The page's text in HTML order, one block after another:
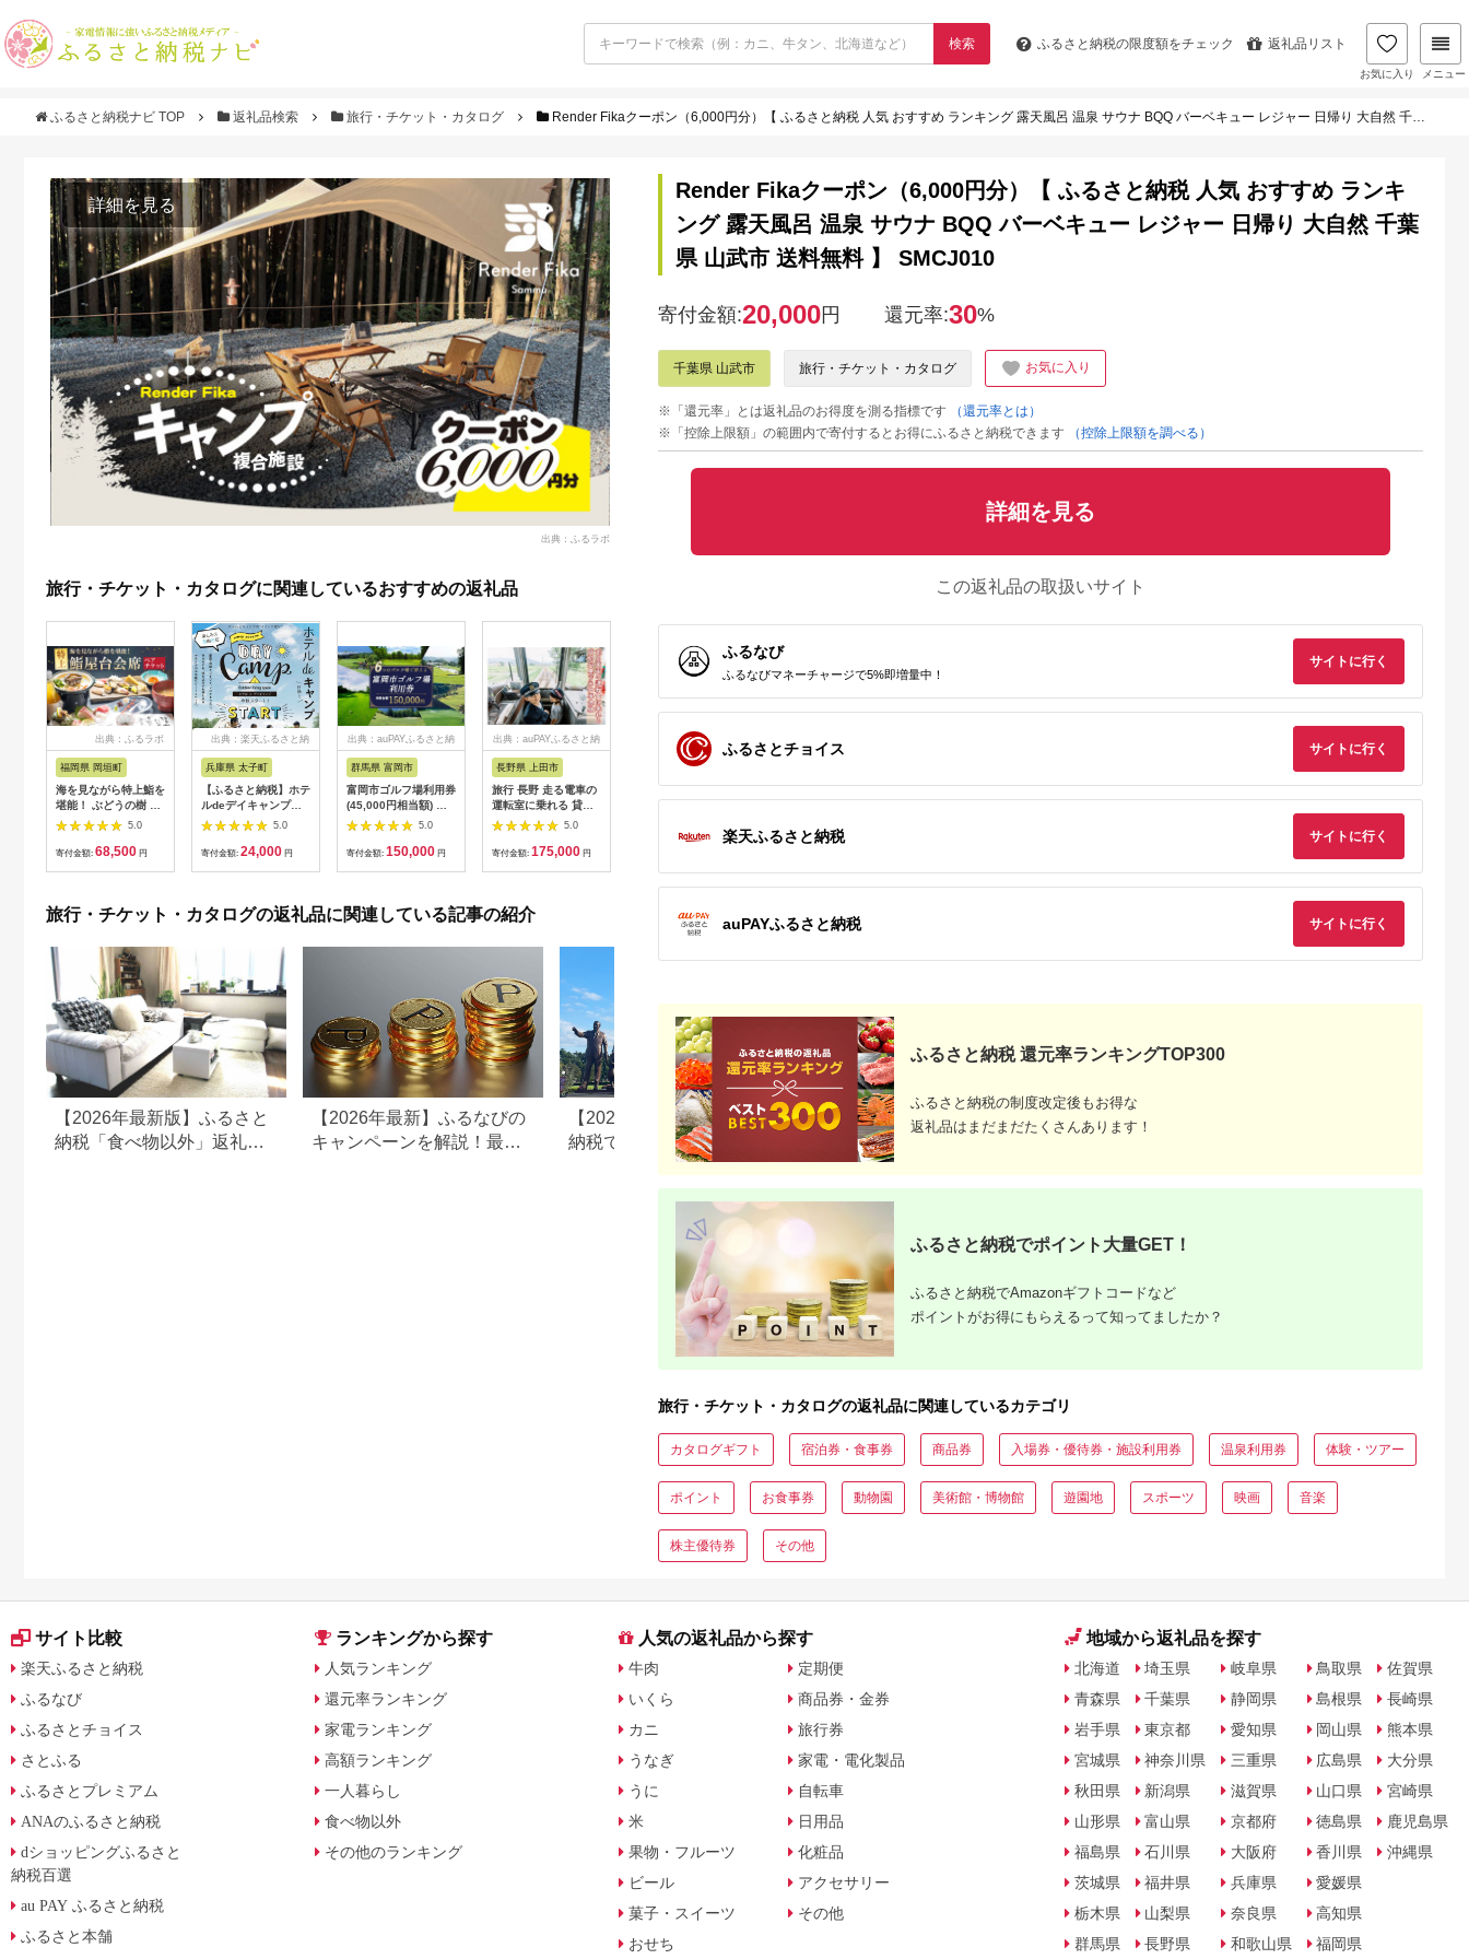
検索 ふるさと納税の限度額をチェック 返礼品リスト
お気に入り メニュー
ふるさと納税ナビ TOP 返礼品検索 旅行・チケット・カタログ Render Fikaクーポン（6,000円分）【 ふるさと納税 人気 おすすめ ランキング 露天風呂 温泉 サウナ BQQ バーベキュー レジャー 日帰り 大自然 千葉県 山武市 送料無料 】 SMCJ010
詳細を見る
出典：ふるラボ
旅行・チケット・カタログに関連しているおすすめの返礼品
出典：ふるラボ
福岡県 岡垣町
海を見ながら特上鮨を
堪能！ ぶどうの樹 鮨
屋台ペア お食事券 海
鮮 海 屋台 食事 ペア
福岡県 岡垣町
5.0
寄付金額: 68,500 円
出典：楽天ふるさと納
兵庫県 太子町
【ふるさと納税】ホテ
ルdeデイキャンプ体
験チケット
【1364991】
5.0
寄付金額: 24,000 円
出典：auPAYふるさと納
群馬県 富岡市
富岡市ゴルフ場利用券
(45,000円相当額) ゴ
ルフ チケット 平日 土
日 祝日 プレー券 関東
群馬県 首都圏 F20E-
5.0
寄付金額: 150,000 円
出典：auPAYふるさと納
長野県 上田市
旅行 長野 走る電車の
運転室に乗れる 貸切
列車でお仕事体験 体
験 チケット 電車 鉄道
列車 サービス 子供 子
5.0
寄付金額: 175,000 円
出典：dショッピングふ
るさと納税
岐阜県 可児市
富士カントリー可児ク
伊東園ホテル・伊東園
1泊2日2食付き(1名様
159-2009-06 大磯迎
石垣島の自然を満喫！
北海道 富良野市
北海道富良野市 日本
長野県 塩尻市
信州健康ランド ギフ
サウナ 大浴場 ボディ
旅行・チケット・カタログの返礼品に関連している記事の紹介
【2026年最新版】ふるさと
納税「食べ物以外」返礼品
【2026年最新】ふるなびの
キャンペーンを解説！最大
【2026年最新版】ふるさと
納税でディズニー返礼品は
もらえる？ホテル・チケッ
ト・公式グッズを徹底解説
ふるさと納税、年収いくら
で30万円寄付できる？おす
すめ返礼品も紹介
Render Fikaクーポン（6,000円分）【 ふるさと納税 人気 おすすめ ランキ
ング 露天風呂 温泉 サウナ BQQ バーベキュー レジャー 日帰り 大自然 千葉
県 山武市 送料無料 】 SMCJ010
寄付金額:20,000円 還元率:30%
千葉県 山武市 旅行・チケット・カタログ お気に入り
※「還元率」とは返礼品のお得度を測る指標です
（還元率とは）
※「控除上限額」の範囲内で寄付するとお得にふるさと納税できます
（控除上限額を調べる）
詳細を見る
この返礼品の取扱いサイト
ふるなび
ふるなびマネーチャージで5%即増量中！
サイトに行く
ふるさとチョイス サイトに行く
楽天ふるさと納税 サイトに行く
auPAYふるさと納税 サイトに行く
ふるさと納税 還元率ランキングTOP300
ふるさと納税の制度改定後もお得な
返礼品はまだまだたくさんあります！
ふるさと納税でポイント大量GET！
ふるさと納税でAmazonギフトコードなど
ポイントがお得にもらえるって知ってましたか？
旅行・チケット・カタログの返礼品に関連しているカテゴリ
カタログギフト 宿泊券・食事券 商品券 入場券・優待券・施設利用券 温泉利用券 体験・ツアー
ポイント お食事券 動物園 美術館・博物館 遊園地 スポーツ 映画 音楽
株主優待券 その他
サイト比較
楽天ふるさと納税
ふるなび
ふるさとチョイス
さとふる
ふるさとプレミアム
ANAのふるさと納税
dショッピングふるさと
納税百選
au PAY ふるさと納税
ふるさと本舗
ランキングから探す
人気ランキング
還元率ランキング
家電ランキング
高額ランキング
一人暮らし
食べ物以外
その他のランキング
人気の返礼品から探す
牛肉
いくら
カニ
うなぎ
うに
米
果物・フルーツ
ビール
菓子・スイーツ
おせち
定期便
商品券・金券
旅行券
家電・電化製品
自転車
日用品
化粧品
アクセサリー
その他
地域から返礼品を探す
北海道
青森県
岩手県
宮城県
秋田県
山形県
福島県
茨城県
栃木県
群馬県
埼玉県
千葉県
東京都
神奈川県
新潟県
富山県
石川県
福井県
山梨県
長野県
岐阜県
静岡県
愛知県
三重県
滋賀県
京都府
大阪府
兵庫県
奈良県
和歌山県
鳥取県
島根県
岡山県
広島県
山口県
徳島県
香川県
愛媛県
高知県
福岡県
佐賀県
長崎県
熊本県
大分県
宮崎県
鹿児島県
沖縄県